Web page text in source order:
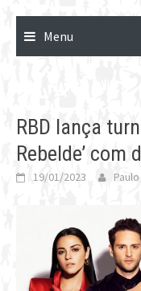
Menu
RBD lança
Rebelde’ com
19/01/2023